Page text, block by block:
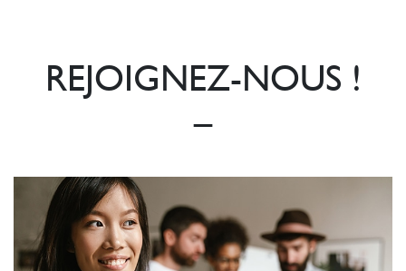
REJOIGNEZ-NOUS !
–